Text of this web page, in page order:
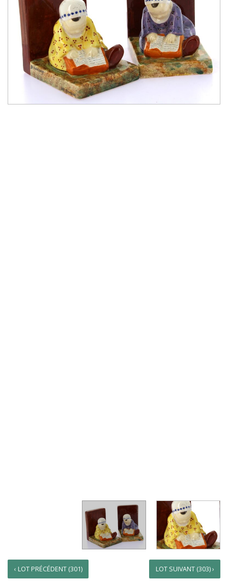
‹ LOT PRÉCÉDENT (301) LOT SUIVANT (303) ›